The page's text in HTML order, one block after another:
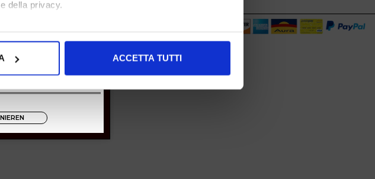
della privacy.
ricerca di caratteristiche specifiche (impronte
le tue preferenze nella
ACCETTA TUTTI